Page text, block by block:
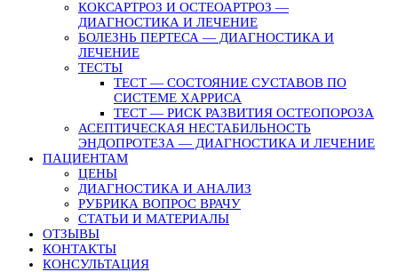
КОКСАРТРОЗ И ОСТЕОАРТРОЗ —
ДИАГНОСТИКА И ЛЕЧЕНИЕ
БОЛЕЗНЬ ПЕРТЕСА — ДИАГНОСТИКА И
ЛЕЧЕНИЕ
ТЕСТЫ
ТЕСТ — СОСТОЯНИЕ СУСТАВОВ ПО
СИСТЕМЕ ХАРРИСА
ТЕСТ — РИСК РАЗВИТИЯ ОСТЕОПОРОЗА
АСЕПТИЧЕСКАЯ НЕСТАБИЛЬНОСТЬ
ЭНДОПРОТЕЗА — ДИАГНОСТИКА И ЛЕЧЕНИЕ
ПАЦИЕНТАМ
ЦЕНЫ
ДИАГНОСТИКА И АНАЛИЗ
РУБРИКА ВОПРОС ВРАЧУ
СТАТЬИ И МАТЕРИАЛЫ
ОТЗЫВЫ
КОНТАКТЫ
КОНСУЛЬТАЦИЯ